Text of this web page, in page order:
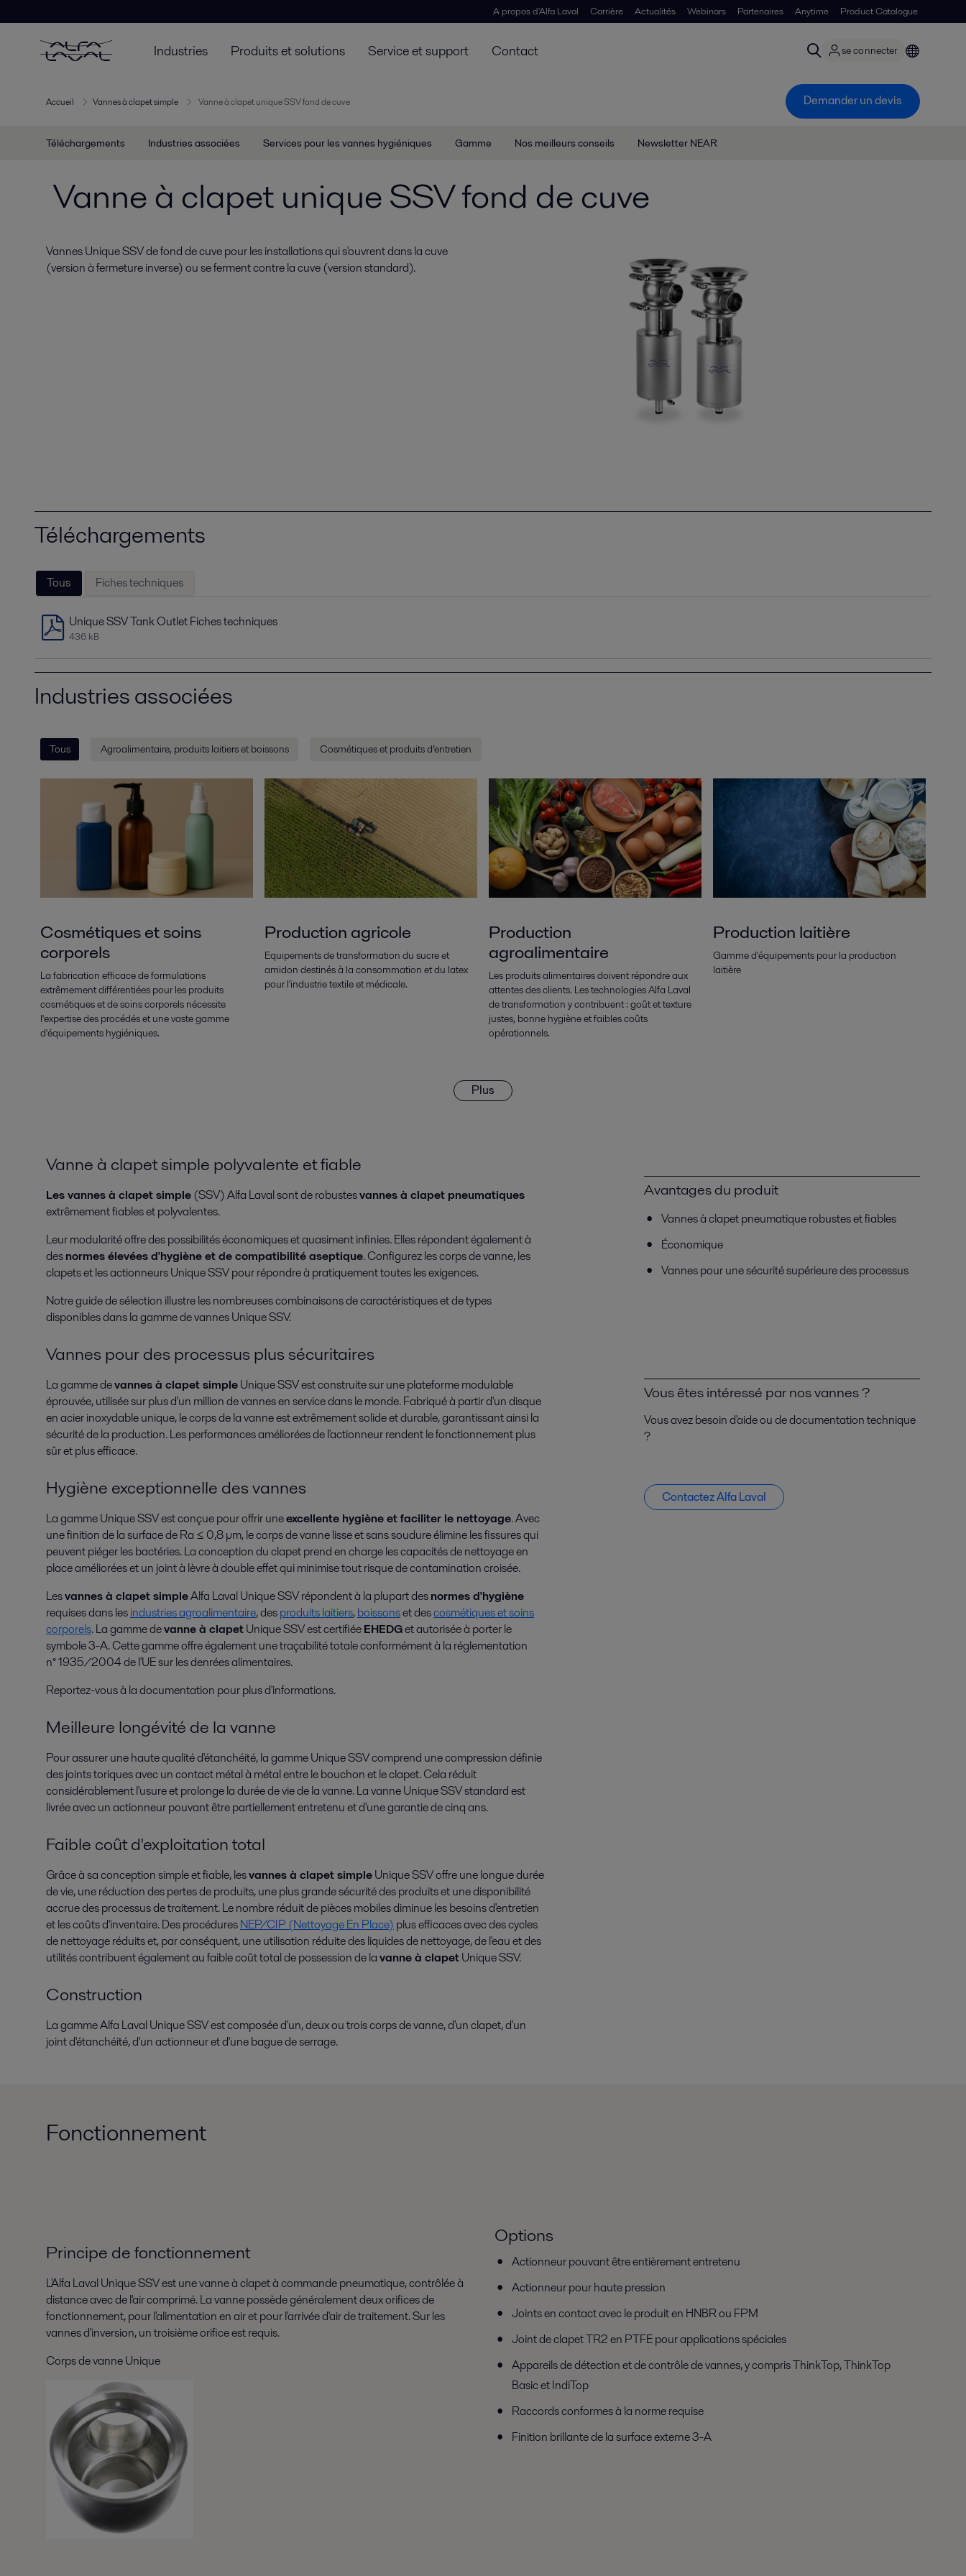
A propos d'Alfa Laval Carrière Actualités Webinars Partenaires Anytime Product Catalogue
Industries Produits et solutions Service et support Contact se connecter
Accueil Vannes à clapet simple Vanne à clapet unique SSV fond de cuve Demander un devis
Téléchargements Industries associées Services pour les vannes hygiéniques Gamme Nos meilleurs conseils Newsletter NEAR
Vanne à clapet unique SSV fond de cuve
Vannes Unique SSV de fond de cuve pour les installations qui s'ouvrent dans la cuve
(version à fermeture inverse) ou se ferment contre la cuve (version standard).
Téléchargements
Tous Fiches techniques
Unique SSV Tank Outlet Fiches techniques
436 kB
Industries associées
Tous Agroalimentaire, produits laitiers et boissons Cosmétiques et produits d’entretien
Cosmétiques et soins
corporels
La fabrication efficace de formulations
extrêmement différentiées pour les produits
cosmétiques et de soins corporels nécessite
l'expertise des procédés et une vaste gamme
d'équipements hygiéniques.
Production agricole
Equipements de transformation du sucre et
amidon destinés à la consommation et du latex
pour l'industrie textile et médicale.
Production
agroalimentaire
Les produits alimentaires doivent répondre aux
attentes des clients. Les technologies Alfa Laval
de transformation y contribuent : goût et texture
justes, bonne hygiène et faibles coûts
opérationnels.
Production laitière
Gamme d'équipements pour la production
laitière
Plus
Vanne à clapet simple polyvalente et fiable
Les vannes à clapet simple (SSV) Alfa Laval sont de robustesvannes à clapet pneumatiques
extrêmement fiables et polyvalentes.
Leur modularité offre des possibilités économiques et quasiment infinies. Elles répondent également à
desnormes élevées d'hygiène et de compatibilité aseptique. Configurez les corps de vanne, les
clapets et les actionneurs Unique SSV pour répondre à pratiquement toutes les exigences.
Notre guide de sélection illustre les nombreuses combinaisons de caractéristiques et de types
disponibles dans la gamme de vannes Unique SSV.
Vannes pour des processus plus sécuritaires
La gamme devannes à clapet simpleUnique SSV est construite sur une plateforme modulable
éprouvée, utilisée sur plus d'un million de vannes en service dans le monde. Fabriqué à partir d'un disque
en acier inoxydable unique, le corps de la vanne est extrêmement solide et durable, garantissant ainsi la
sécurité de la production. Les performances améliorées de l'actionneur rendent le fonctionnement plus
sûr et plus efficace.
Hygiène exceptionnelle des vannes
La gamme Unique SSV est conçue pour offrir uneexcellente hygiène et faciliter le nettoyage. Avec
une finition de la surface de Ra ≤ 0,8 µm, le corps de vanne lisse et sans soudure élimine les fissures qui
peuvent piéger les bactéries. La conception du clapet prend en charge les capacités de nettoyage en
place améliorées et un joint à lèvre à double effet qui minimise tout risque de contamination croisée.
Lesvannes à clapet simpleAlfa Laval Unique SSV répondent à la plupart desnormes d'hygiène
requises dans lesindustries agroalimentaire, desproduits laitiers,boissonset descosmétiques et soins
corporels. La gamme devanne à clapetUnique SSV est certifiéeEHEDGet autorisée à porter le
symbole 3-A. Cette gamme offre également une traçabilité totale conformément à la réglementation
n° 1935/2004 de l'UE sur les denrées alimentaires.
Reportez-vous à la documentation pour plus d'informations.
Meilleure longévité de la vanne
Pour assurer une haute qualité d'étanchéité, la gamme Unique SSV comprend une compression définie
des joints toriques avec un contact métal à métal entre le bouchon et le clapet. Cela réduit
considérablement l'usure et prolonge la durée de vie de la vanne. La vanne Unique SSV standard est
livrée avec un actionneur pouvant être partiellement entretenu et d'une garantie de cinq ans.
Faible coût d'exploitation total
Grâce à sa conception simple et fiable, lesvannes à clapet simpleUnique SSV offre une longue durée
de vie, une réduction des pertes de produits, une plus grande sécurité des produits et une disponibilité
accrue des processus de traitement. Le nombre réduit de pièces mobiles diminue les besoins d'entretien
et les coûts d'inventaire. Des procéduresNEP/CIP (Nettoyage En Place) plus efficaces avec des cycles
de nettoyage réduits et, par conséquent, une utilisation réduite des liquides de nettoyage, de l'eau et des
utilités contribuent également au faible coût total de possession de lavanne à clapetUnique SSV.
Construction
La gamme Alfa Laval Unique SSV est composée d'un, deux ou trois corps de vanne, d'un clapet, d'un
joint d'étanchéité, d'un actionneur et d'une bague de serrage.
Avantages du produit
Vannes à clapet pneumatique robustes et fiables
Économique
Vannes pour une sécurité supérieure des processus
Vous êtes intéressé par nos vannes ?
Vous avez besoin d'aide ou de documentation technique
?
Contactez Alfa Laval
Fonctionnement
Principe de fonctionnement
L'Alfa Laval Unique SSV est une vanne à clapet à commande pneumatique, contrôlée à
distance avec de l'air comprimé. La vanne possède généralement deux orifices de
fonctionnement, pour l'alimentation en air et pour l'arrivée d'air de traitement. Sur les
vannes d'inversion, un troisième orifice est requis.
Corps de vanne Unique
Options
Actionneur pouvant être entièrement entretenu
Actionneur pour haute pression
Joints en contact avec le produit en HNBR ou FPM
Joint de clapet TR2 en PTFE pour applications spéciales
Appareils de détection et de contrôle de vannes, y compris ThinkTop, ThinkTop
Basic et IndiTop
Raccords conformes à la norme requise
Finition brillante de la surface externe 3-A